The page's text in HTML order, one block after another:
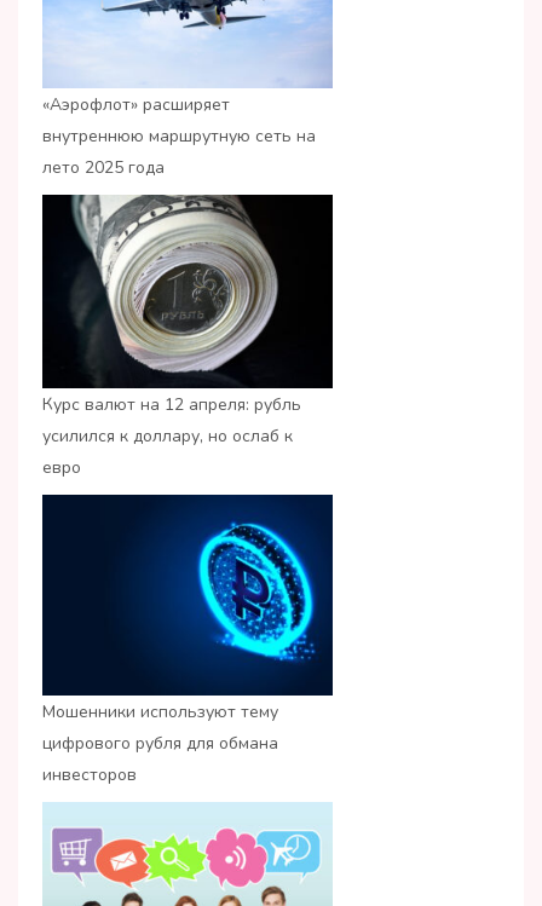
«Аэрофлот» расширяет
внутреннюю маршрутную сеть на
лето 2025 года
Курс валют на 12 апреля: рубль
усилился к доллару, но ослаб к
евро
Мошенники используют тему
цифрового рубля для обмана
инвесторов